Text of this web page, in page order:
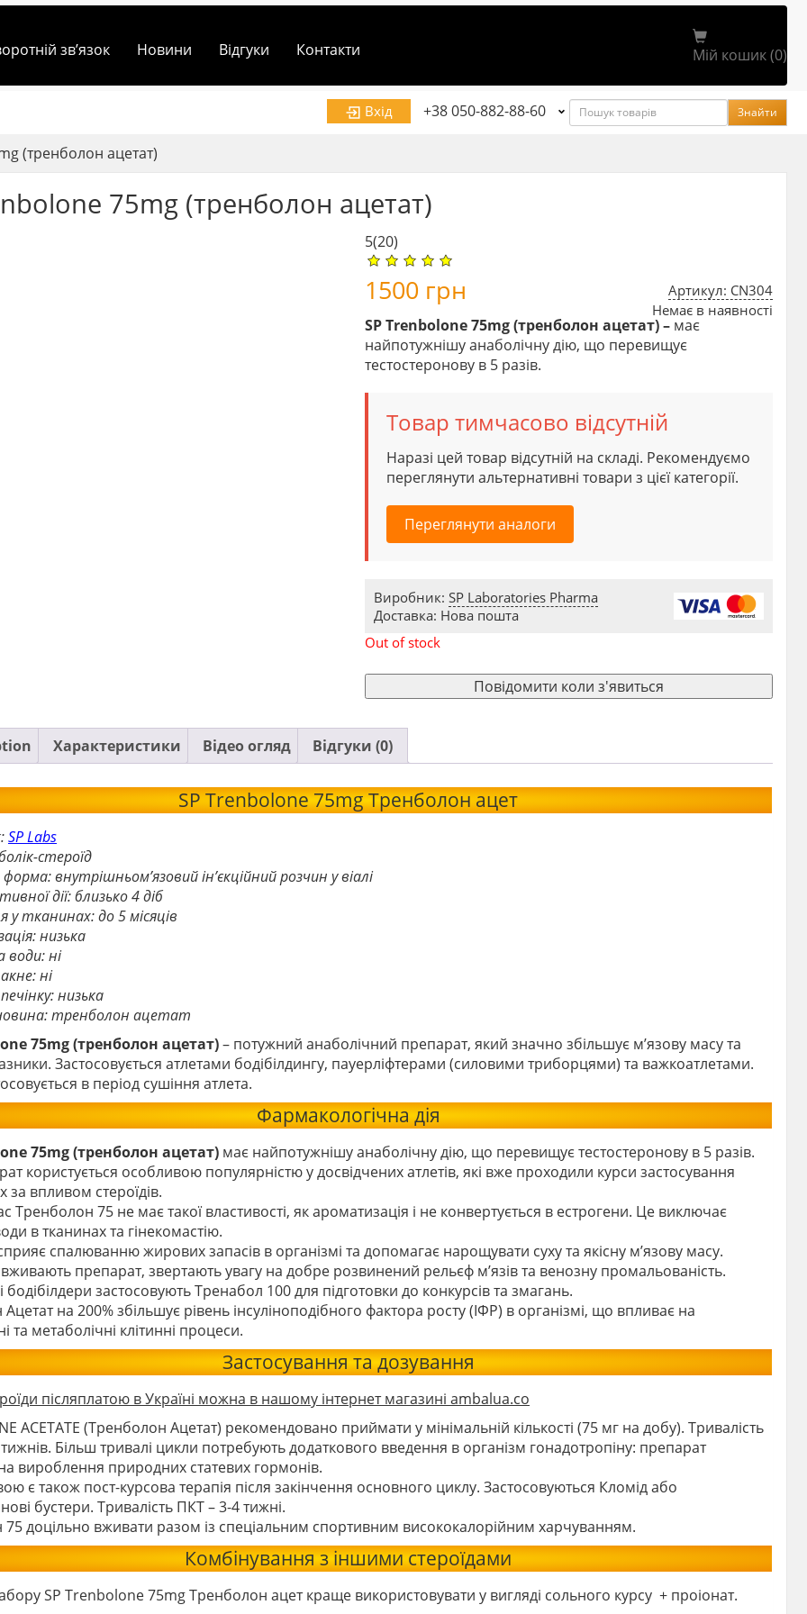
зв’язок Новини Відгуки Контакти Мій кошик (0)
Вхід +38 050-882-88-60 Пошук Знайти
(тренболон ацетат)
75mg (тренболон ацетат)
5(20)
Артикул: CN304
Немає в наявності
1500 грн
SP Trenbolone 75mg (тренболон ацетат) – має
найпотужнішу анаболічну дію, що перевищує
тестостеронову в 5 разів.
Товар тимчасово відсутній
Наразі цей товар відсутній на складі. Рекомендуємо
переглянути альтернативні товари з цієї категорії.
Переглянути аналоги
Виробник:SP Laboratories Pharma
Доставка: Нова пошта
Out of stock
Повідомити коли з'явиться
Характеристики Відео огляд Відгуки (0)
SP Trenbolone 75mg Тренболон ацет
SP Labs
стероїд
форма: внутрішньом’язовий ін’єкційний розчин у віалі
дії: близько 4 діб
у тканинах: до 5 місяців
низька
води: ні
ні
низька
тренболон ацетат
75mg (тренболон ацетат)– потужний анаболічний препарат, який значно збільшує м’язову масу та
Застосовується атлетами бодібілдингу, пауерліфтерами (силовими триборцями) та важкоатлетами.
в період сушіння атлета.
Фармакологічна дія
75mg (тренболон ацетат) має найпотужнішу анаболічну дію, що перевищує тестостеронову в 5 разів.
користується особливою популярністю у досвідчених атлетів, які вже проходили курси застосування
за впливом стероїдів.
Тренболон 75 не має такої властивості, як ароматизація і не конвертується в естрогени. Це виключає
в тканинах та гінекомастію.
спалюванню жирових запасів в організмі та допомагає нарощувати суху та якісну м’язову масу.
вживають препарат, звертають увагу на добре розвинений рельєф м’язів та венозну промальованість.
бодібілдери застосовують Тренабол 100 для підготовки до конкурсів та змагань.
на 200% збільшує рівень інсуліноподібного фактора росту (ІФР) в організмі, що впливає на
та метаболічні клітинні процеси.
Застосування та дозування
післяплатою в Україні можна в нашому інтернет магазині ambalua.co
ACETATE (Тренболон Ацетат) рекомендовано приймати у мінімальній кількості (75 мг на добу). Тривалість
Більш тривалі цикли потребують додаткового введення в організм гонадотропіну: препарат
вироблення природних статевих гормонів.
є також пост-курсова терапія після закінчення основного циклу. Застосовуються Кломід або
бустери. Тривалість ПКТ – 3-4 тижні.
доцільно вживати разом із спеціальним спортивним висококалорійним харчуванням.
Комбінування з іншими стероїдами
SP Trenbolone 75mg Тренболон ацет краще використовувати у вигляді сольного курсу + проіонат.